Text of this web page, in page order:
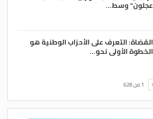
عجلون” وسط…
القضاة: التعرف على الأحزاب الوطنية هو
الخطوة الأولى نحو…
1 من 628